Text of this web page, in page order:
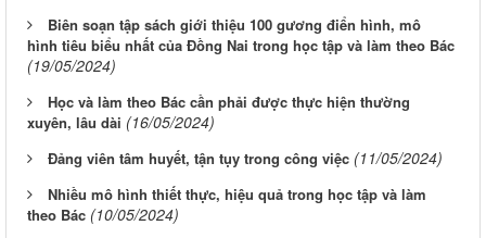
Biên soạn tập sách giới thiệu 100 gương điển hình, mô
hình tiêu biểu nhất của Đồng Nai trong học tập và làm theo Bác
(19/05/2024)
Học và làm theo Bác cần phải được thực hiện thường
xuyên, lâu dài (16/05/2024)
Đảng viên tâm huyết, tận tụy trong công việc (11/05/2024)
Nhiều mô hình thiết thực, hiệu quả trong học tập và làm
theo Bác (10/05/2024)